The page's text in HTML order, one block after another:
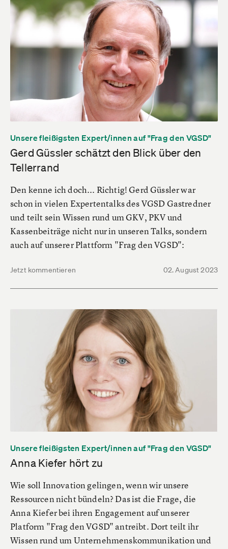
Unsere fleißigsten Expert/innen auf "Frag den VGSD"
Gerd Güssler schätzt den Blick über den
Tellerrand
Den kenne ich doch... Richtig! Gerd Güssler war
schon in vielen Expertentalks des VGSD Gastredner
und teilt sein Wissen rund um GKV, PKV und
Kassenbeiträge nicht nur in unseren Talks, sondern
auch auf unserer Plattform "Frag den VGSD":
Jetzt kommentieren 02. August 2023
Unsere fleißigsten Expert/innen auf "Frag den VGSD"
Anna Kiefer hört zu
Wie soll Innovation gelingen, wenn wir unsere
Ressourcen nicht bündeln? Das ist die Frage, die
Anna Kiefer bei ihren Engagement auf unserer
Platform "Frag den VGSD" antreibt. Dort teilt ihr
Wissen rund um Unternehmenskommunikation und